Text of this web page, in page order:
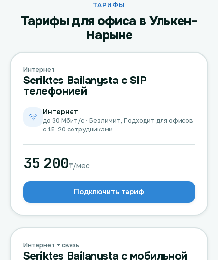
ТАРИФЫ
Тарифы для офиса в Улькен-
Нарыне
Интернет
Seriktes Bailanysta с SIP
телефонией
Интернет
до 30 Мбит/с · Безлимит, Подходит для офисов
с 15-20 сотрудниками
35 200₸/мес
Подключить тариф
Интернет + связь
Seriktes Bailanysta с мобильной